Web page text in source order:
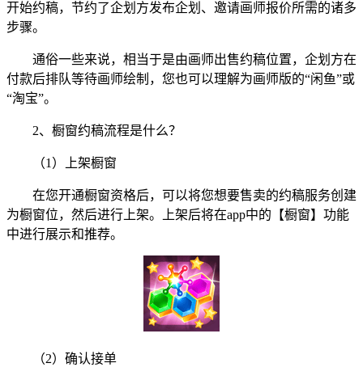
开始约稿，节约了企划方发布企划、邀请画师报价所需的诸多
步骤。
通俗一些来说，相当于是由画师出售约稿位置，企划方在
付款后排队等待画师绘制，您也可以理解为画师版的“闲鱼”或
“淘宝”。
2、橱窗约稿流程是什么？
（1）上架橱窗
在您开通橱窗资格后，可以将您想要售卖的约稿服务创建
为橱窗位，然后进行上架。上架后将在app中的【橱窗】功能
中进行展示和推荐。
（2）确认接单